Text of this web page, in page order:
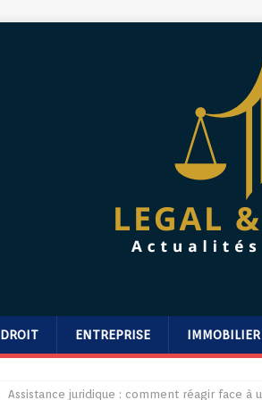
DROIT ENTREPRISE IMMOBILIER
Assistance juridique : comment réagir face à